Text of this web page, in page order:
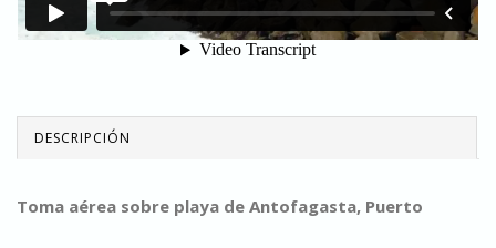
DESCRIPCIÓN
Toma aérea sobre playa de Antofagasta, Puerto